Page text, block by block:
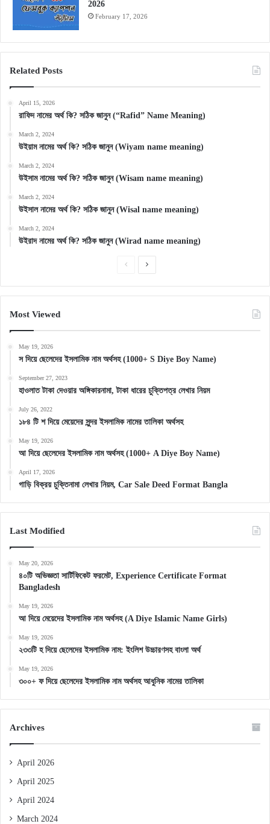
2026
February 17, 2026
Related Posts
April 15, 2026
রাফিদ নামের অর্থ কি? সঠিক জানুন (“Rafid” Name Meaning)
March 2, 2024
উইয়াম নামের অর্থ কি? সঠিক জানুন (Wiyam name meaning)
March 2, 2024
উইসাম নামের অর্থ কি? সঠিক জানুন (Wisam name meaning)
March 2, 2024
উইসাল নামের অর্থ কি? সঠিক জানুন (Wisal name meaning)
March 2, 2024
উইরাদ নামের অর্থ কি? সঠিক জানুন (Wirad name meaning)
PreviousNext
Most Viewed
May 19, 2026
স দিয়ে ছেলেদের ইসলামিক নাম অর্থসহ (1000+ S Diye Boy Name)
September 27, 2023
হাওলাত টাকা দেওয়ার অঙ্গিকারনামা, টাকা ধারের চুক্তিপত্র লেখার নিয়ম
July 26, 2022
১৮৪ টি শ দিয়ে মেয়েদের সুন্দর ইসলামিক নামের তালিকা অর্থসহ
May 19, 2026
আ দিয়ে ছেলেদের ইসলামিক নাম অর্থসহ (1000+ A Diye Boy Name)
April 17, 2026
গাড়ি বিক্রয় চুক্তিনামা লেখার নিয়ম, Car Sale Deed Format Bangla
Last Modified
May 20, 2026
৪০টি অভিজ্ঞতা সার্টিফিকেট ফরমেট, Experience Certificate Format
Bangladesh
May 19, 2026
আ দিয়ে মেয়েদের ইসলামিক নাম অর্থসহ (A Diye Islamic Name Girls)
May 19, 2026
২৩৩টি হ দিয়ে ছেলেদের ইসলামিক নাম: ইংলিশ উচ্চারণসহ বাংলা অর্থ
May 19, 2026
৩০০+ ফ দিয়ে ছেলেদের ইসলামিক নাম অর্থসহ আধুনিক নামের তালিকা
Archives
April 2026
April 2025
April 2024
March 2024